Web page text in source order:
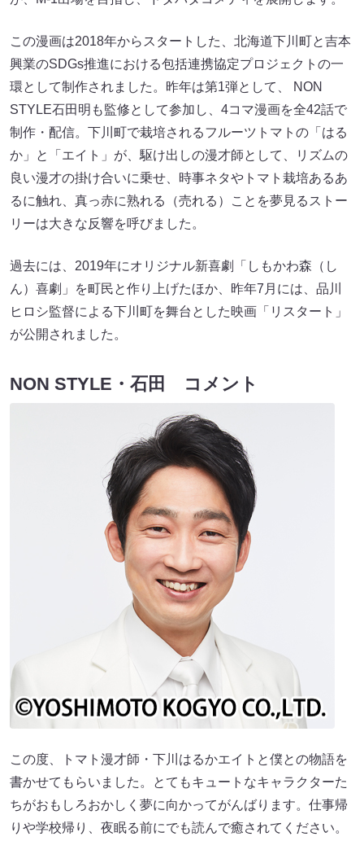
この漫画は2018年からスタートした、北海道下川町と吉本
興業のSDGs推進における包括連携協定プロジェクトの一
環として制作されました。昨年は第1弾として、 NON
STYLE石田明も監修として参加し、4コマ漫画を全42話で
制作・配信。下川町で栽培されるフルーツトマトの「はる
か」と「エイト」が、駆け出しの漫才師として、リズムの
良い漫才の掛け合いに乗せ、時事ネタやトマト栽培あるあ
るに触れ、真っ赤に熟れる（売れる）ことを夢見るストー
リーは大きな反響を呼びました。
過去には、2019年にオリジナル新喜劇「しもかわ森（し
ん）喜劇」を町民と作り上げたほか、昨年7月には、品川
ヒロシ監督による下川町を舞台とした映画「リスタート」
が公開されました。
NON STYLE・石田 コメント
この度、トマト漫才師・下川はるかエイトと僕との物語を
書かせてもらいました。とてもキュートなキャラクターた
ちがおもしろおかしく夢に向かってがんばります。仕事帰
りや学校帰り、夜眠る前にでも読んで癒されてください。